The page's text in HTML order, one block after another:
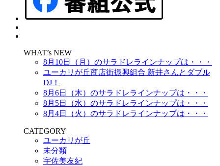
WHAT’s NEW
8月10日（月）のサラドレラインナップは・・・
ユーカリが丘商店街振興組合 新井さんとダブル
DJ！
8月6日（木）のサラドレラインナップは・・・
8月5日（水）のサラドレラインナップは・・・
8月4日（火）のサラドレラインナップは・・・
CATEGORY
ユーカリが丘
未分類
宇佐美友紀